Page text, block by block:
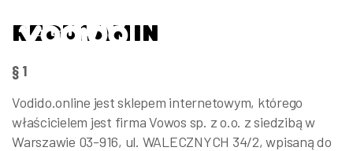
REGULAMIN
§ 1
Vodido.online jest sklepem internetowym, którego
właścicielem jest firma Vowos sp. z o.o. z siedzibą w
Warszawie 03-916, ul. WALECZNYCH 34/2, wpisaną do